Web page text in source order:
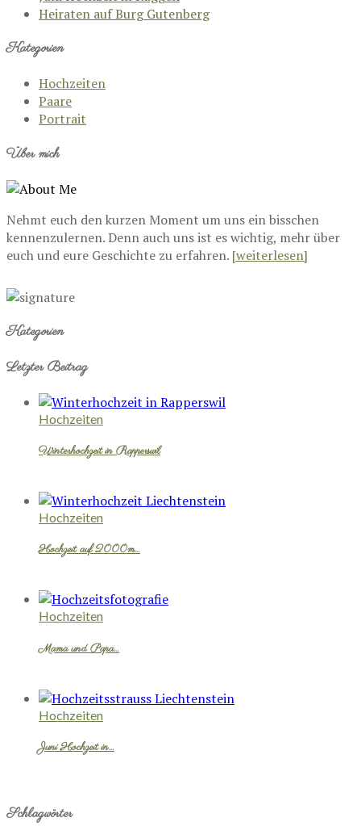
Heiraten auf Burg Gutenberg
Kategorien
Hochzeiten
Paare
Portrait
Über mich
Nehmt euch den kurzen Moment um uns ein bisschen
kennenzulernen. Denn auch uns ist es wichtig, mehr über
euch und eure Geschichte zu erfahren. [weiterlesen]
Kategorien
Letzter Beitrag
Hochzeiten
Winterhochzeit in Rapperswil
Hochzeiten
Hochzeit auf 2000m…
Hochzeiten
Mama und Papa…
Hochzeiten
Juni Hochzeit in…
Schlagwörter